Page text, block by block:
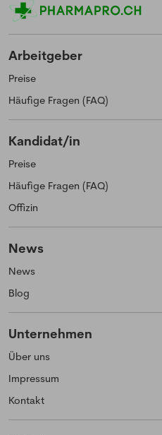
Arbeitgeber
Preise
Häufige Fragen (FAQ)
Kandidat/in
Preise
Häufige Fragen (FAQ)
Offizin
News
News
Blog
Unternehmen
Über uns
Impressum
Kontakt